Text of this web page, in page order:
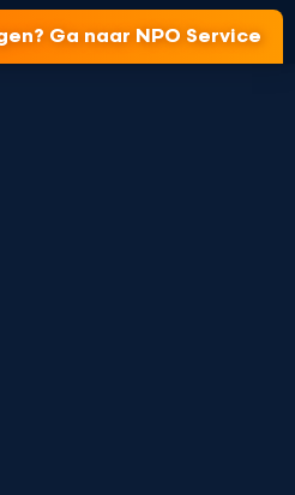
Ga naar NPO Service